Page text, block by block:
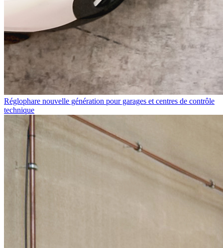
Réglophare nouvelle génération pour garages et centres de contrôle
technique